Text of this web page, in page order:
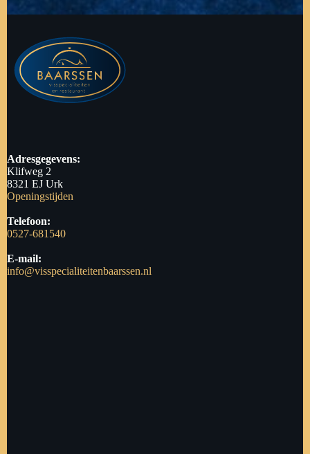
Adresgegevens:
Klifweg 2
8321 EJ Urk
Openingstijden
Telefoon:
0527-681540
E-mail:
info@visspecialiteitenbaarssen.nl